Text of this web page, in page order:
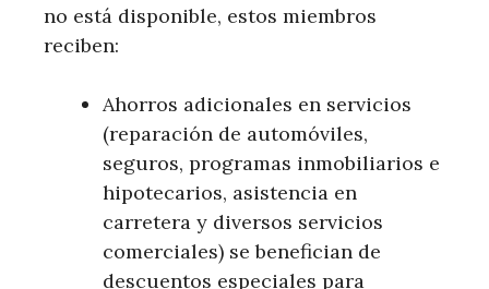
no está disponible, estos miembros
reciben:
Ahorros adicionales en servicios
(reparación de automóviles,
seguros, programas inmobiliarios e
hipotecarios, asistencia en
carretera y diversos servicios
comerciales) se benefician de
descuentos especiales para